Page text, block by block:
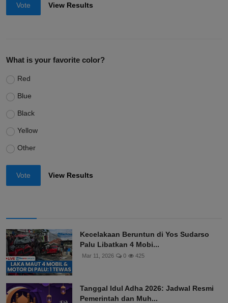
Vote View Results
What is your favorite color?
Red
Blue
Black
Yellow
Other
Vote View Results
Kecelakaan Beruntun di Yos Sudarso
Palu Libatkan 4 Mobi...
Mar 11, 2026 0 425
Tanggal Idul Adha 2026: Jadwal Resmi
Pemerintah dan Muh...